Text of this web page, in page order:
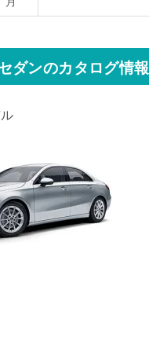
ダンのカタログ情報